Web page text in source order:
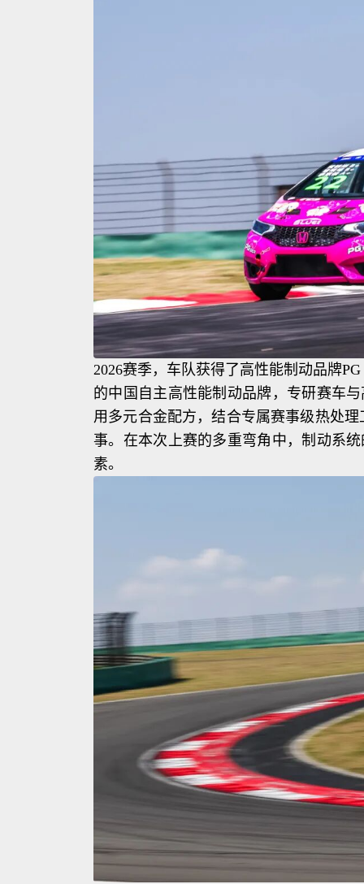
2026赛季，车队获得了高性能制动品牌
的中国自主高性能制动品牌，专研赛车
用多元合金配方，结合专属赛事级热处
事。在本次上赛的多重弯角中，制动系
素。